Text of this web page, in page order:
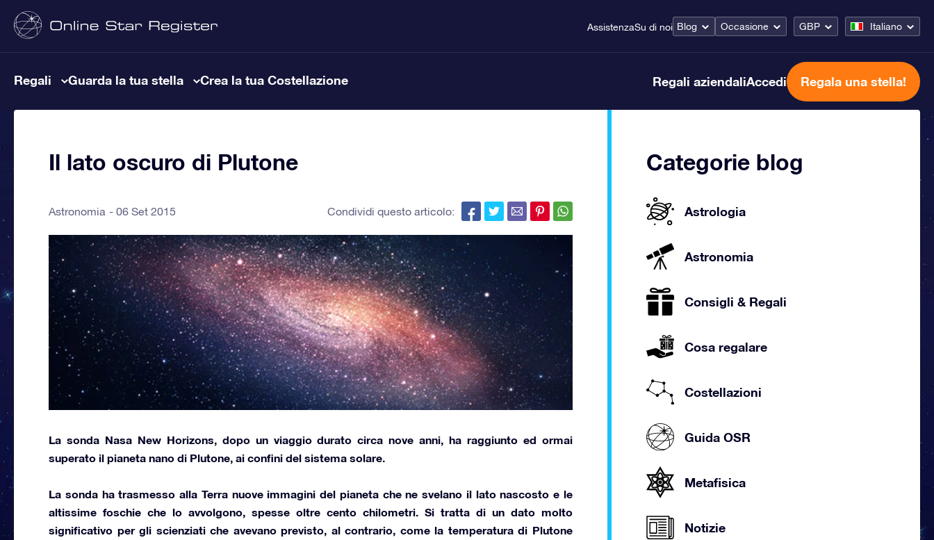
AssistenzaSu di noi Blog Occasione GBP Italiano
Regali Guarda la tua stella Crea la tua Costellazione Regali aziendaliAccedi Regala una stella!
Il lato oscuro di Plutone
Astronomia 06 Set 2015 Condividi questo articolo:
La sonda Nasa New Horizons, dopo un viaggio durato circa nove anni, ha raggiunto ed ormai
superato il pianeta nano di Plutone, ai confini del sistema solare.
La sonda ha trasmesso alla Terra nuove immagini del pianeta che ne svelano il lato nascosto e le
altissime foschie che lo avvolgono, spesse oltre cento chilometri. Si tratta di un dato molto
significativo per gli scienziati che avevano previsto, al contrario, come la temperatura di Plutone
Categorie blog
Astrologia
Astronomia
Consigli & Regali
Cosa regalare
Costellazioni
Guida OSR
Metafisica
Notizie